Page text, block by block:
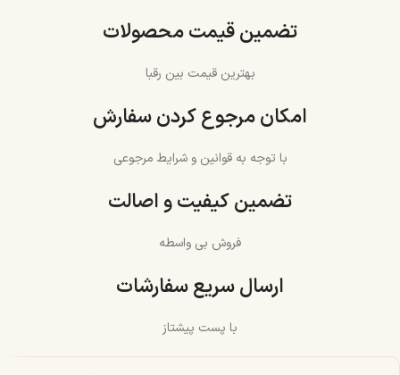
تضمین قیمت محصولات
بهترین قیمت بین رقبا
امکان مرجوع کردن سفارش
با توجه به قوانین و شرایط مرجوعی
تضمین کیفیت و اصالت
فروش بی واسطه
ارسال سریع سفارشات
با پست پیشتاز